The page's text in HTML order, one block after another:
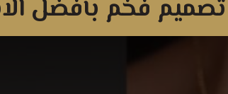
فخم بأفضل